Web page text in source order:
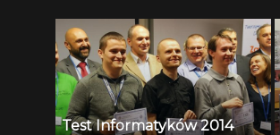
Test Informatyków 2014